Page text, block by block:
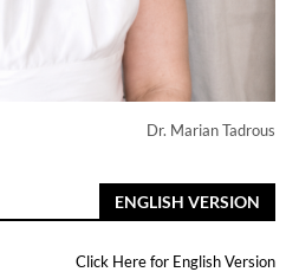
Dr. Marian Tadrous
ENGLISH VERSION
Click Here for English Version